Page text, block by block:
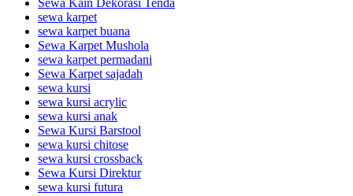
Sewa Kain Dekorasi Tenda
sewa karpet
sewa karpet buana
Sewa Karpet Mushola
sewa karpet permadani
Sewa Karpet sajadah
sewa kursi
sewa kursi acrylic
sewa kursi anak
Sewa Kursi Barstool
sewa kursi chitose
sewa kursi crossback
Sewa Kursi Direktur
sewa kursi futura